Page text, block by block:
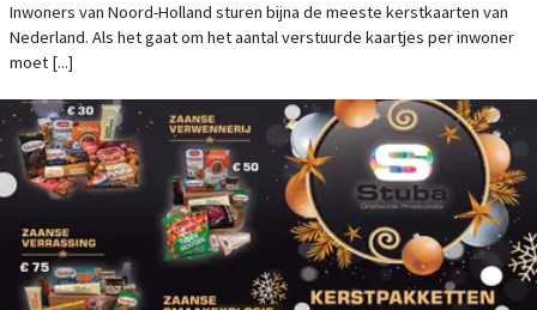
Inwoners van Noord-Holland sturen bijna de meeste kerstkaarten van
Nederland. Als het gaat om het aantal verstuurde kaartjes per inwoner
moet [...]